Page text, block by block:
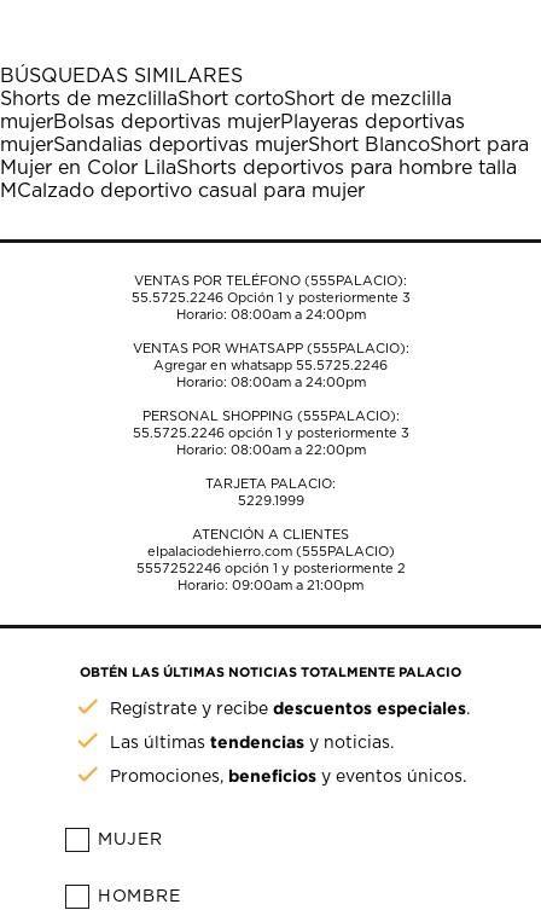
1
estrella
Esta
acción
abrirá
el
formulario
envío.
estrellas.
Esta
acción
abrirá
el
formulario
envío.
estrellas.
Esta
acción
abrirá
el
formulario
envío.
estrellas.
Esta
acción
abrirá
el
formulario
envío.
estrellas.
Esta
acción
abrirá
el
formulario
envío.
BÚSQUEDAS SIMILARES
Shorts de mezclillaShort cortoShort de mezclilla
mujerBolsas deportivas mujerPlayeras deportivas
mujerSandalias deportivas mujerShort BlancoShort para
Mujer en Color LilaShorts deportivos para hombre talla
M Calzado deportivo casual para mujer
VENTAS POR TELÉFONO (555PALACIO):
55.5725.2246Opción 1 y posteriormente 3
Horario: 08:00am a 24:00pm
VENTAS POR WHATSAPP (555PALACIO):
Agregar en whatsapp 55.5725.2246
Horario: 08:00am a 24:00pm
PERSONAL SHOPPING (555PALACIO):
55.5725.2246opción 1 y posteriormente 3
Horario: 08:00am a 22:00pm
TARJETA PALACIO:
5229.1999
ATENCIÓN A CLIENTES
elpalaciodehierro.com (555PALACIO)
5557252246opción 1 y posteriormente 2
Horario: 09:00am a 21:00pm
OBTÉN LAS ÚLTIMAS NOTICIAS TOTALMENTE PALACIO
Regístrate y recibedescuentos especiales.
Las últimastendencias y noticias.
Promociones, beneficios y eventos únicos.
MUJER
HOMBRE